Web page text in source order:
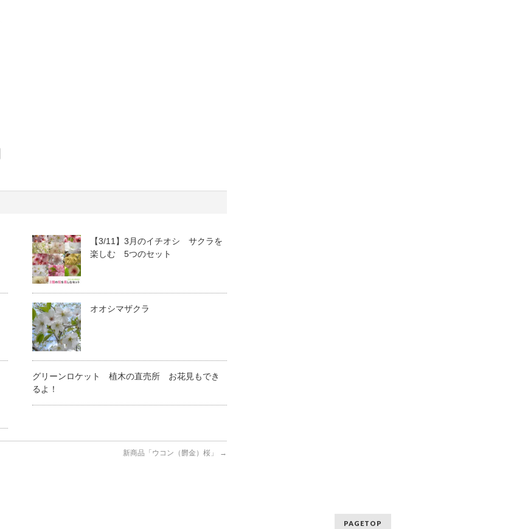
【3/11】3月のイチオシ サクラを
楽しむ 5つのセット
オオシマザクラ
グリーンロケット 植木の直売所 お花見もでき
るよ！
新商品「ウコン（欝金）桜」 →
PAGETOP